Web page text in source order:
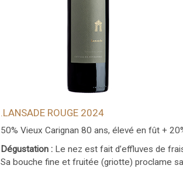
.LANSADE ROUGE 2024
50% Vieux Carignan 80 ans, élevé en fût +
Dégustation : Le nez est fait d’effluves de
Sa bouche fine et fruitée (griotte) proclame